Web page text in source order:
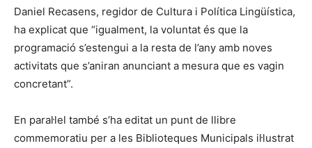
Daniel Recasens, regidor de Cultura i Política Lingüística,
ha explicat que “igualment, la voluntat és que la
programació s’estengui a la resta de l’any amb noves
activitats que s’aniran anunciant a mesura que es vagin
concretant”.
En paral·lel també s’ha editat un punt de llibre
commemoratiu per a les Biblioteques Municipals il·lustrat